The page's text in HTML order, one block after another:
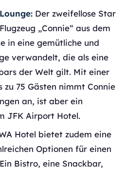
Der zweifellose Star
„Connie“ aus dem
in eine gemütliche und
verwandelt, die als eine
der Welt gilt. Mit einer
75 Gästen nimmt Connie
an, ist aber ein
JFK Airport Hotel.
Hotel bietet zudem eine
Optionen für einen
Bistro, eine Snackbar,